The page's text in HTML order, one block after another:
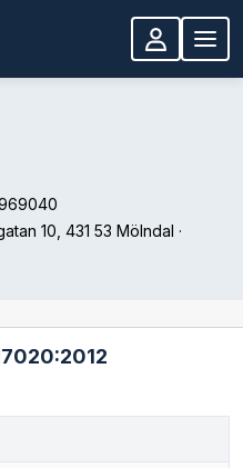
10 , 431 53 Mölndal ·